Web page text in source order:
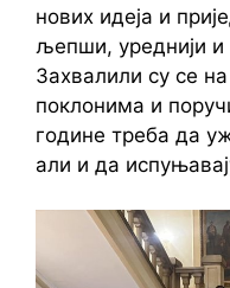
нових идеја и
љепши, уреднији и
Захвалили су се
поклонима и
године треба да
али и да